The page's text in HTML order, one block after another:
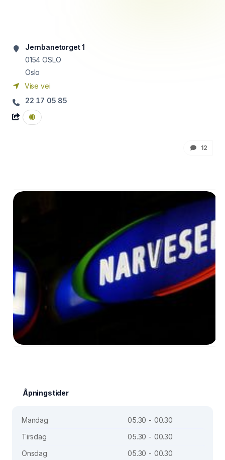
Jernbanetorget 1
0154 OSLO
Oslo
Vise vei
22 17 05 85
12
Åpningstider
Mandag
05.30 - 00.30
Tirsdag
05.30 - 00.30
Onsdag
05.30 - 00.30